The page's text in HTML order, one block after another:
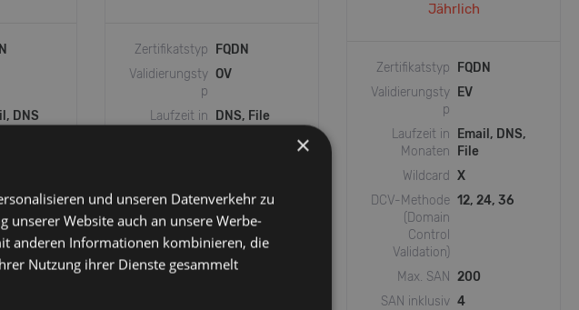
DNS
36
Zertifikatstyp
FQDN
Validierungsty
p
OV
Laufzeit in
DNS, File
(Domain
Control
Validation)
Jährlich
Zertifikatstyp
FQDN
Validierungsty
p
EV
Laufzeit in
Monaten
Email, DNS,
File
Wildcard
X
DCV-Methode
(Domain
Control
Validation)
12, 24, 36
Max. SAN
200
SAN inklusiv 4
×
und unseren Datenverkehr zu
Website auch an unsere Werbe-
anderen Informationen kombinieren, die
Nutzung ihrer Dienste gesammelt